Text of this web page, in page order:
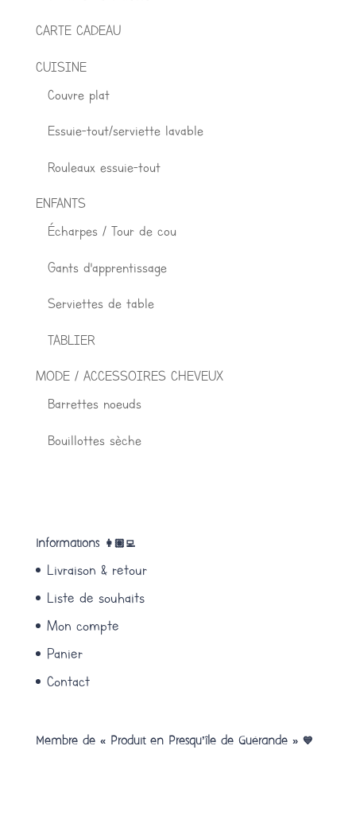
CARTE CADEAU
CUISINE
Couvre plat
Essuie-tout/serviette lavable
Rouleaux essuie-tout
ENFANTS
Écharpes / Tour de cou
Gants d'apprentissage
Serviettes de table
TABLIER
MODE / ACCESSOIRES CHEVEUX
Barrettes noeuds
Bouillottes sèche
Informations 👩🏽‍💻
Livraison & retour
Liste de souhaits
Mon compte
Panier
Contact
Membre de « Produit en Presqu’île de Guérande » 💙